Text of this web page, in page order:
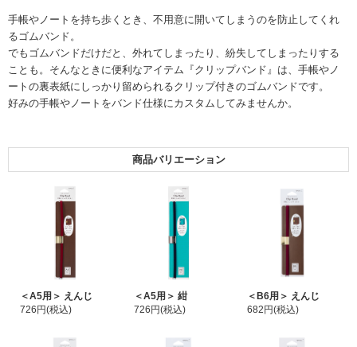
手帳やノートを持ち歩くとき、不用意に開いてしまうのを防止してくれ
るゴムバンド。
でもゴムバンドだけだと、外れてしまったり、紛失してしまったりする
ことも。そんなときに便利なアイテム『クリップバンド』は、手帳やノ
ートの裏表紙にしっかり留められるクリップ付きのゴムバンドです。
好みの手帳やノートをバンド仕様にカスタムしてみませんか。
商品バリエーション
＜A5用＞ えんじ
726円(税込)
＜A5用＞ 紺
726円(税込)
＜B6用＞ えんじ
682円(税込)